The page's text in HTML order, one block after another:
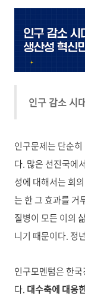
인구 감소 시
인구문제는 단순
다. 많은 선진국에
성에 대해서는 회
는 한 그 효과를 거
질병이 모든 이의
니기 때문이다. 정
인구모멘텀은 한
다. 대수축에 대응